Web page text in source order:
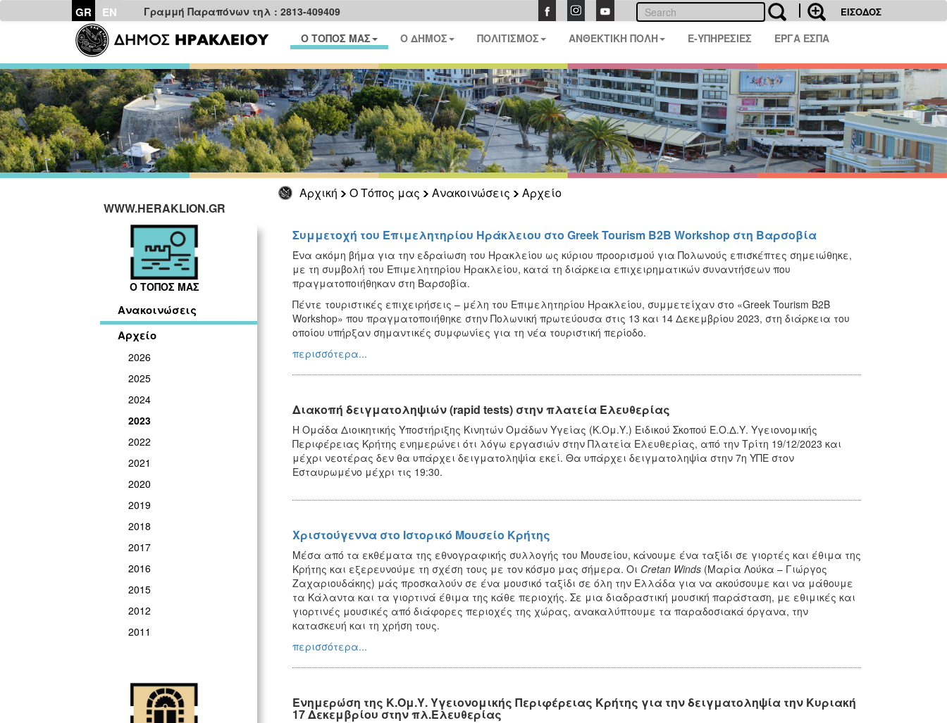
GR EN Γραμμή Παραπόνων τηλ : 2813-409409 ΕΙΣΟΔΟΣ
Ο ΤΟΠΟΣ ΜΑΣ Ο ΔΗΜΟΣ ΠΟΛΙΤΙΣΜΟΣ ΑΝΘΕΚΤΙΚΗ ΠΟΛΗ E-ΥΠΗΡΕΣΙΕΣ ΕΡΓΑ ΕΣΠΑ
Αρχική Ο Τόπος μας Ανακοινώσεις
Αρχείο
WWW.HERAKLION.GR
Ο ΤΟΠΟΣ ΜΑΣ
Ανακοινώσεις
Αρχείο
2026
2025
2024
2023
2022
2021
2020
2019
2018
2017
2016
2015
2012
2011
Συμμετοχή του Επιμελητηρίου Ηράκλειου στο Greek Tourism B2B Workshop στη Βαρσοβία
Ένα ακόμη βήμα για την εδραίωση του Ηρακλείου ως κύριου προορισμού για Πολωνούς επισκέπτες σημειώθηκε,
με τη συμβολή του Επιμελητηρίου Ηρακλείου, κατά τη διάρκεια επιχειρηματικών συναντήσεων που
πραγματοποιήθηκαν στη Βαρσοβία.
Πέντε τουριστικές επιχειρήσεις – μέλη του Επιμελητηρίου Ηρακλείου, συμμετείχαν στο «Greek Tourism B2B
Workshop» που πραγματοποιήθηκε στην Πολωνική πρωτεύουσα στις 13 και 14 Δεκεμβρίου 2023, στη διάρκεια του
οποίου υπήρξαν σημαντικές συμφωνίες για τη νέα τουριστική περίοδο.
περισσότερα...
Διακοπή δειγματοληψιών (rapid tests) στην πλατεία Ελευθερίας
Η Ομάδα Διοικητικής Υποστήριξης Κινητών Ομάδων Υγείας (Κ.Ομ.Υ.) Ειδικού Σκοπού Ε.Ο.Δ.Υ. Υγειονομικής
Περιφέρειας Κρήτης ενημερώνει ότι λόγω εργασιών στην Πλατεία Ελευθερίας, από την Τρίτη 19/12/2023 και
μέχρι νεοτέρας δεν θα υπάρχει δειγματοληψία εκεί. Θα υπάρχει δειγματοληψία στην 7η ΥΠΕ στον
Εσταυρωμένο μέχρι τις 19:30.
Χριστούγεννα στο Ιστορικό Μουσείο Κρήτης
Μέσα από τα εκθέματα της εθνογραφικής συλλογής του Μουσείου, κάνουμε ένα ταξίδι σε γιορτές και έθιμα της
Κρήτης και εξερευνούμε τη σχέση τους με τον κόσμο μας σήμερα. Οι Cretan Winds(Μαρία Λούκα – Γιώργος
Ζαχαριουδάκης) μάς προσκαλούν σε ένα μουσικό ταξίδι σε όλη την Ελλάδα για να ακούσουμε και να μάθουμε
τα Κάλαντα και τα γιορτινά έθιμα της κάθε περιοχής. Σε μια διαδραστική μουσική παράσταση, με εθιμικές και
γιορτινές μουσικές από διάφορες περιοχές της χώρας, ανακαλύπτουμε τα παραδοσιακά όργανα, την
κατασκευή και τη χρήση τους.
περισσότερα...
Ενημερώση της Κ.Ομ.Υ. Υγειονομικής Περιφέρειας Κρήτης για την δειγματοληψία την Κυριακή
17 Δεκεμβρίου στην πλ.Ελευθερίας